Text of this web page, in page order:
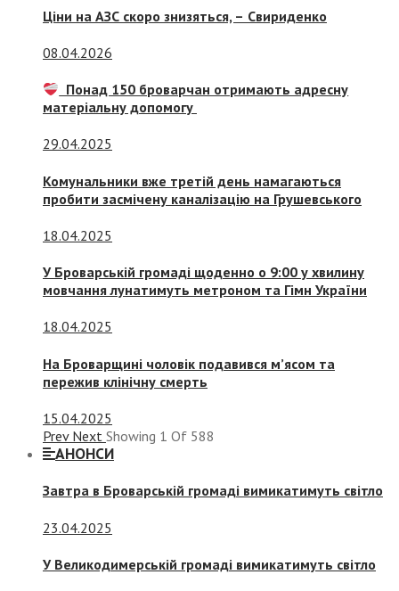
Ціни на АЗС скоро знизяться, – Свириденко
08.04.2026
Понад 150 броварчан отримають адресну
матеріальну допомогу
29.04.2025
Комунальники вже третій день намагаються
пробити засмічену каналізацію на Грушевського
18.04.2025
У Броварській громаді щоденно о 9:00 у хвилину
мовчання лунатимуть метроном та Гімн України
18.04.2025
На Броварщині чоловік подавився м’ясом та
пережив клінічну смерть
15.04.2025
Prev Next Showing 1 Of 588
АНОНСИ
Завтра в Броварській громаді вимикатимуть світло
23.04.2025
У Великодимерській громаді вимикатимуть світло